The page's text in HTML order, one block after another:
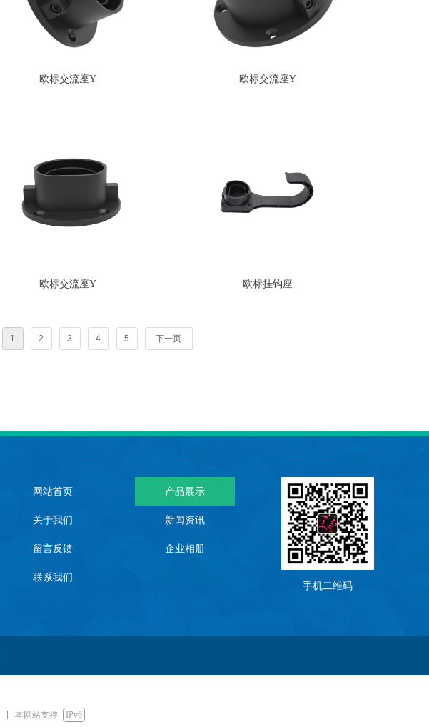
欧标交流座Y 欧标交流座Y
欧标交流座Y 欧标挂钩座
1 2 3 4 5 下一页
手机二维码
网站首页
关于我们
留言反馈
联系我们
产品展示
新闻资讯
企业相册
本网站支持 IPv6